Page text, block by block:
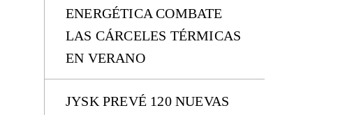
ENERGÉTICA COMBATE
LAS CÁRCELES TÉRMICAS
EN VERANO
JYSK PREVÉ 120 NUEVAS